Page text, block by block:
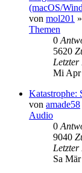
(macOS/
von mol201 »
Themen
0
5620
Mi Apr
Katastrophe:
von amade58
Audio
0
9040
Sa